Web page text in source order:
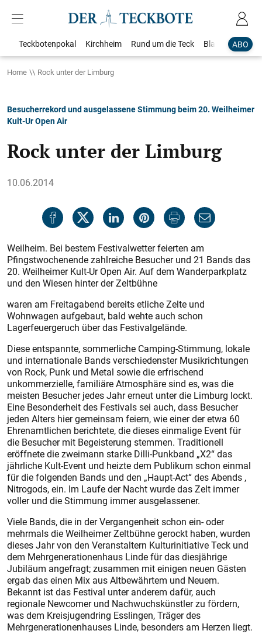
ABO
Teckbotenpokal Kirchheim Rund um die Teck Blaulicht
Home Rock unter der Limburg
Besucherrekord und ausgelassene Stimmung beim 20. Weilheimer
Kult-Ur Open Air
Rock unter der Limburg
10.06.2014
Weilheim. Bei bestem Festivalwetter feierten am
Pfingstwochenende zahlreiche Besucher und 21 Bands das
20. Weilheimer Kult-Ur Open Air. Auf dem Wanderparkplatz
und den Wiesen hinter der Zeltbühne
waren am Freitagabend bereits etliche Zelte und
Wohnwagen aufgebaut, bald wehte auch schon
Lagerfeuergeruch über das Festivalgelände.
Diese entspannte, sommerliche Camping-Stimmung, lokale
und internationale Bands verschiedenster Musikrichtungen
von Rock, Punk und Metal sowie die erfrischend
unkommerzielle, familiäre Atmosphäre sind es, was die
meisten Besucher jedes Jahr erneut unter die Limburg lockt.
Eine Besonderheit des Festivals sei auch, dass Besucher
jeden Alters hier gemeinsam feiern, wie einer der etwa 60
Ehrenamtlichen berichtete, die dieses einmalige Event für
die Besucher mit Begeisterung stemmen. Traditionell
eröffnete die zweimann starke Dilli-Punkband „X2“ das
jährliche Kult-Event und heizte dem Publikum schon einmal
für die folgenden Bands und den „Haupt-Act“ des Abends ,
Nitrogods, ein. Im Laufe der Nacht wurde das Zelt immer
voller und die Stimmung immer ausgelassener.
Viele Bands, die in der Vergangenheit schon ein- oder
mehrmals die Weilheimer Zeltbühne gerockt haben, wurden
dieses Jahr von den Veranstaltern Kulturinitiative Teck und
dem Mehrgenerationenhaus Linde für das diesjährige
Jubiläum angefragt; zusammen mit einigen neuen Gästen
ergab das einen Mix aus Altbewährtem und Neuem.
Bekannt ist das Festival unter anderem dafür, auch
regionale Newcomer und Nachwuchskünstler zu fördern,
was dem Kreisjugendring Esslingen, Träger des
Mehrgenerationenhauses Linde, besonders am Herzen liegt.